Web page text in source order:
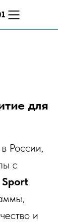
для
России,
с
и